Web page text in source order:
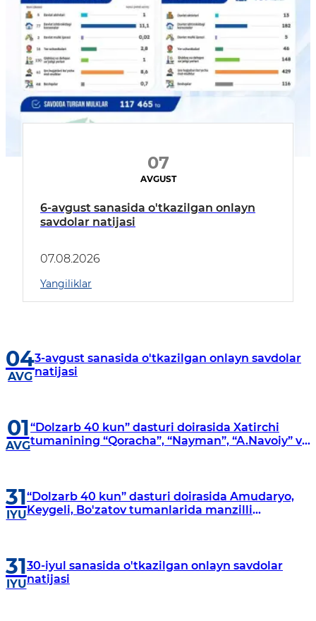
07
AVGUST
6-avgust sanasida o'tkazilgan onlayn
savdolar natijasi
07.08.2026
Yangiliklar
04
AVG
3-avgust sanasida o'tkazilgan onlayn savdolar
natijasi
01
AVG
“Dolzarb 40 kun” dasturi doirasida Xatirchi
tumanining “Qoracha”, “Nayman”, “A.Navoiy” va
31
IYU
“Dolzarb 40 kun” dasturi doirasida Amudaryo,
Keygeli, Bo'zatov tumanlarida manzilli
31
IYU
30-iyul sanasida o'tkazilgan onlayn savdolar
natijasi